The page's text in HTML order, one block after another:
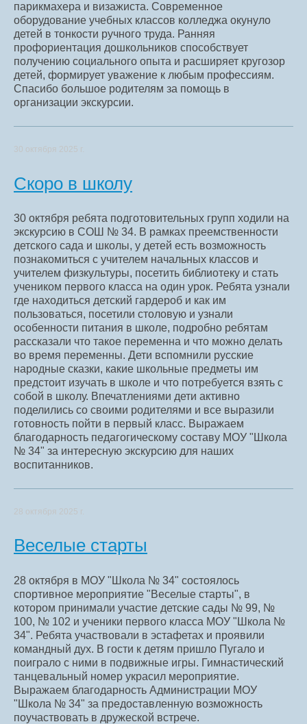
парикмахера и визажиста. Современное
оборудование учебных классов колледжа окунуло
детей в тонкости ручного труда. Ранняя
профориентация дошкольников способствует
получению социального опыта и расширяет кругозор
детей, формирует уважение к любым профессиям.
Спасибо большое родителям за помощь в
организации экскурсии.
30 октября 2025 г.
Скоро в школу
30 октября ребята подготовительных групп ходили на
экскурсию в СОШ № 34. В рамках преемственности
детского сада и школы, у детей есть возможность
познакомиться с учителем начальных классов и
учителем физкультуры, посетить библиотеку и стать
учеником первого класса на один урок. Ребята узнали
где находиться детский гардероб и как им
пользоваться, посетили столовую и узнали
особенности питания в школе, подробно ребятам
рассказали что такое переменна и что можно делать
во время переменны. Дети вспомнили русские
народные сказки, какие школьные предметы им
предстоит изучать в школе и что потребуется взять с
собой в школу. Впечатлениями дети активно
поделились со своими родителями и все выразили
готовность пойти в первый класс. Выражаем
благодарность педагогическому составу МОУ "Школа
№ 34" за интересную экскурсию для наших
воспитанников.
28 октября 2025 г.
Веселые старты
28 октября в МОУ "Школа № 34" состоялось
спортивное мероприятие "Веселые старты", в
котором принимали участие детские сады № 99, №
100, № 102 и ученики первого класса МОУ "Школа №
34". Ребята участвовали в эстафетах и проявили
командный дух. В гости к детям пришло Пугало и
поиграло с ними в подвижные игры. Гимнастический
танцевальный номер украсил мероприятие.
Выражаем благодарность Администрации МОУ
"Школа № 34" за предоставленную возможность
поучаствовать в дружеской встрече.